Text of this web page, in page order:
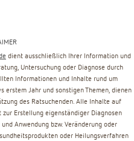
dient ausschließlich Ihrer Information und
Untersuchung oder Diagnose durch
Informationen und Inhalte rund um
erstem Jahr und sonstigen Themen, dienen
des Ratsuchenden. Alle Inhalte auf
zur Erstellung eigenständiger Diagnosen
Anwendung bzw. Veränderung oder
oder Heilungsverfahren